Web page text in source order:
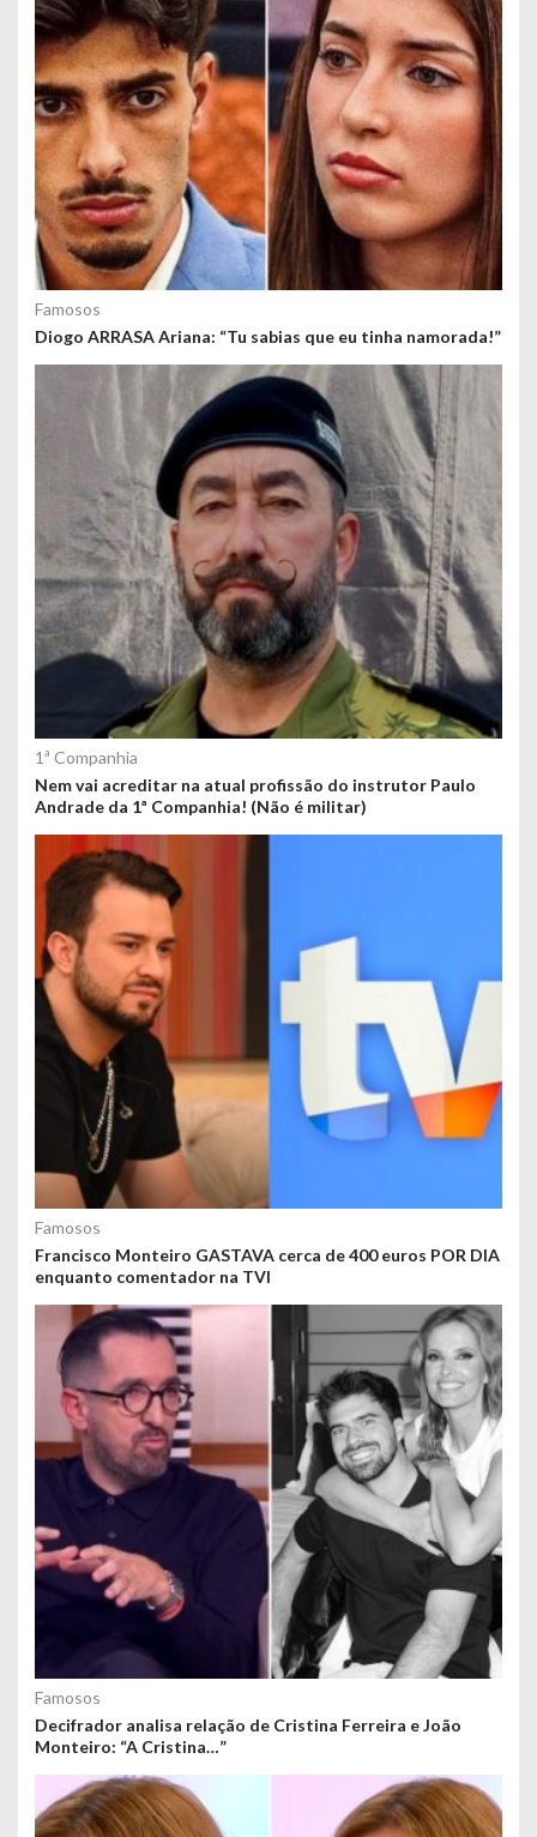
Famosos
Diogo ARRASA Ariana: “Tu sabias que eu tinha namorada!”
1ª Companhia
Nem vai acreditar na atual profissão do instrutor Paulo
Andrade da 1ª Companhia! (Não é militar)
Famosos
Francisco Monteiro GASTAVA cerca de 400 euros POR DIA
enquanto comentador na TVI
Famosos
Decifrador analisa relação de Cristina Ferreira e João
Monteiro: “A Cristina…”